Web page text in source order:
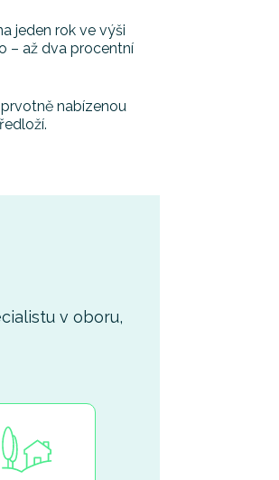
jeden rok ve výši
– až dva procentní
nabízenou
v oboru,